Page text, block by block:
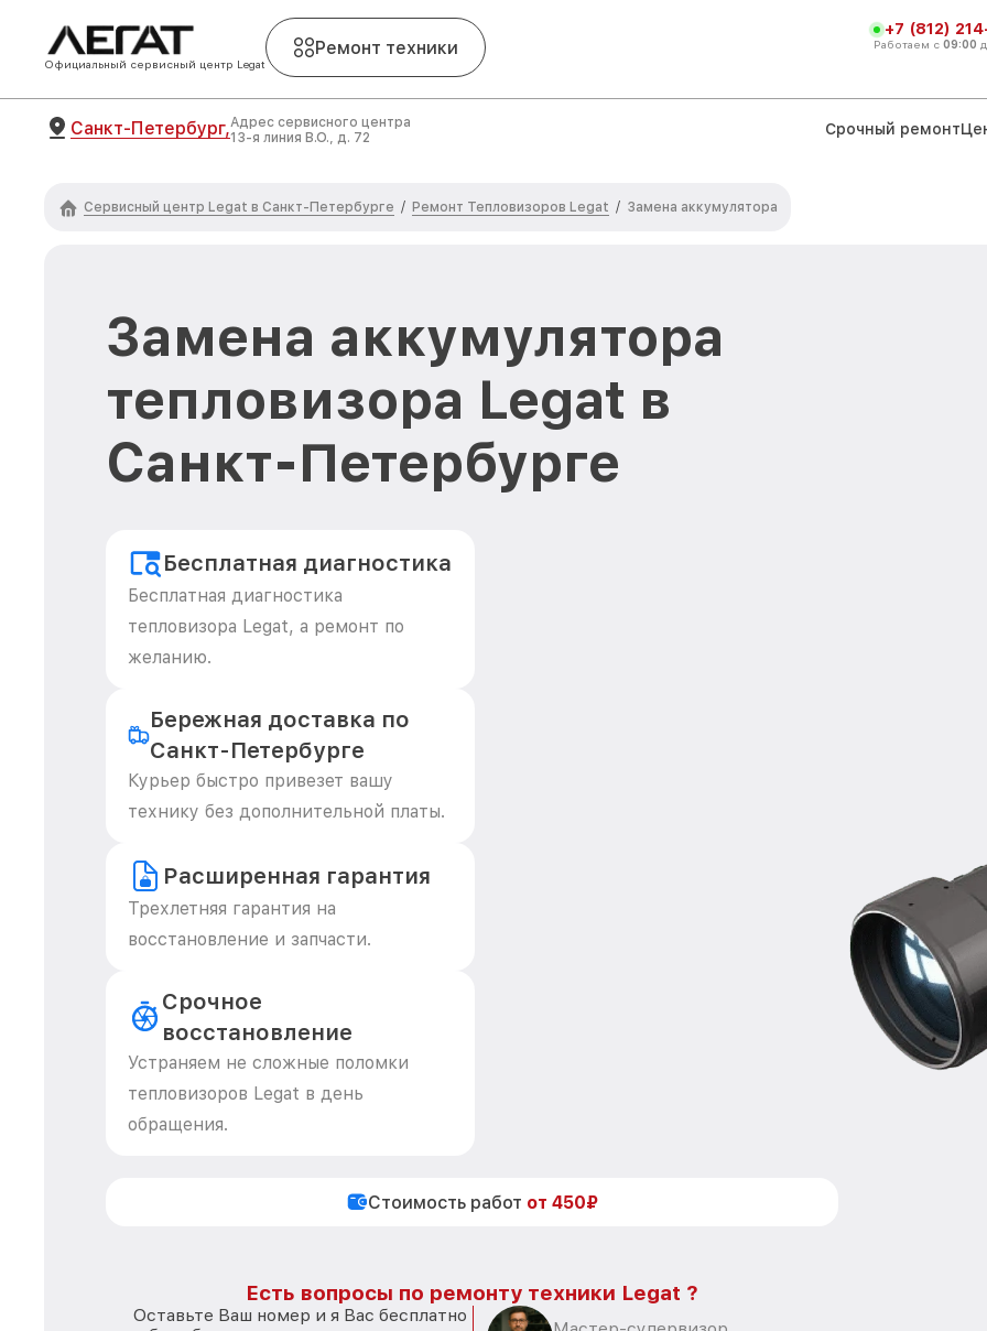
Официальный сервисный центр Legat
Ремонт техники
+7 (812)
Работаем с 09:00
Санкт-Петербург,Адрес сервисного центра
13-я линия В.О., д. 72
Срочный ремонт
Сервисный центр Legat в Санкт-Петербурге / Ремонт Тепловизоров Legat / Замена аккумулятора
Замена аккумулятора
тепловизора Legat в
Санкт-Петербурге
Бесплатная диагностика
Бесплатная диагностика
тепловизора Legat, а ремонт по
желанию.
Бережная доставка по
Санкт-Петербурге
Курьер быстро привезет вашу
технику без дополнительной платы.
Расширенная гарантия
Трехлетняя гарантия на
восстановление и запчасти.
Срочное
восстановление
Устраняем не сложные поломки
тепловизоров Legat в день
обращения.
Стоимость работ от 450₽
Есть вопросы по ремонту техники Legat ?
Оставьте Ваш номер и я Вас бесплатно